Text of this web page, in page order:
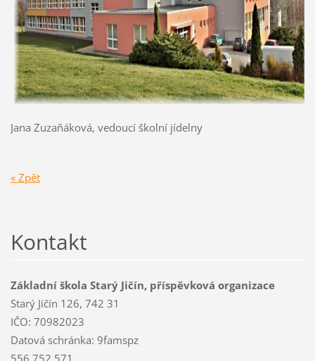
Jana Zuzaňáková, vedoucí školní jídelny
« Zpět
Kontakt
Základní škola Starý Jičín, příspěvková organizace
Starý Jičín 126, 742 31
IČO: 70982023
Datová schránka: 9famspz